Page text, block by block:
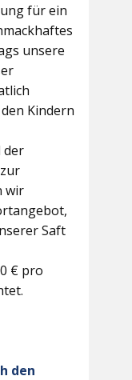
für ein
unsere
Kindern
der
wir
Saft
€ pro
den